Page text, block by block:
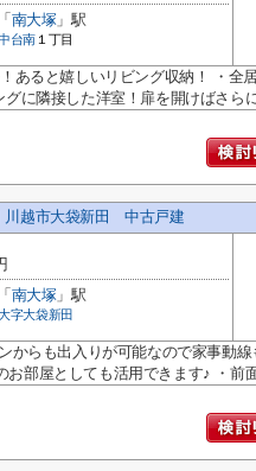
「 南大塚」駅
台南１丁目
あると嬉しいリビング収納！ ・全
に隣接した洋室！扉を開けばさら
川越市大袋新田 中古戸建
「 南大塚」駅
字大袋新田
からも出入りが可能なので家事動
お部屋としても活用できます♪ ・前